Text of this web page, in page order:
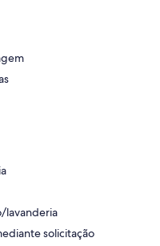
lavanderia
solicitação